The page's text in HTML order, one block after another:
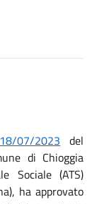
07/2023 del
di Chioggia
Sociale (ATS)
ha approvato